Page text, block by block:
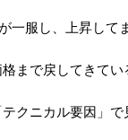
服し、上昇してま
まで戻してきてい
クニカル要因」